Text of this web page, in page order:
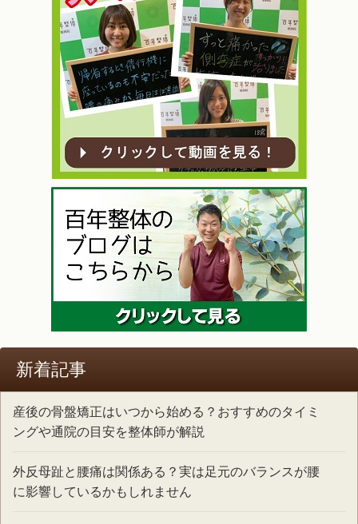
新着記事
産後の骨盤矯正はいつから始める？おすすめのタイミ
ングや通院の目安を整体師が解説
外反母趾と腰痛は関係ある？実は足元のバランスが腰
に影響しているかもしれません